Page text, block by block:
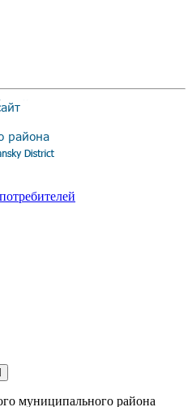
муниципального района